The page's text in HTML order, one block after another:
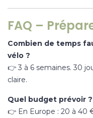
FAQ –
Combien de temps
vélo ?
👉 3 à 6 semaines. 30
claire.
Quel budget prévoir ?
👉 En Europe : 20 à 40